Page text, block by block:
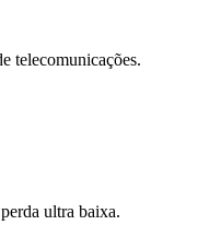
telecomunicações.
ultra baixa.